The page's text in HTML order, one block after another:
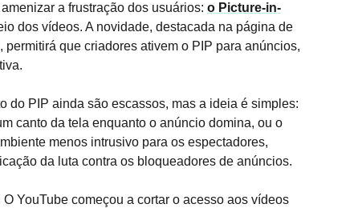
a frustração dos usuários: o Picture-in-
dos vídeos. A novidade, destacada na página de
permitirá que criadores ativem o PIP para anúncios,
do PIP ainda são escassos, mas a ideia é simples:
canto da tela enquanto o anúncio domina, ou o
menos intrusivo para os espectadores,
da luta contra os bloqueadores de anúncios.
YouTube começou a cortar o acesso aos vídeos